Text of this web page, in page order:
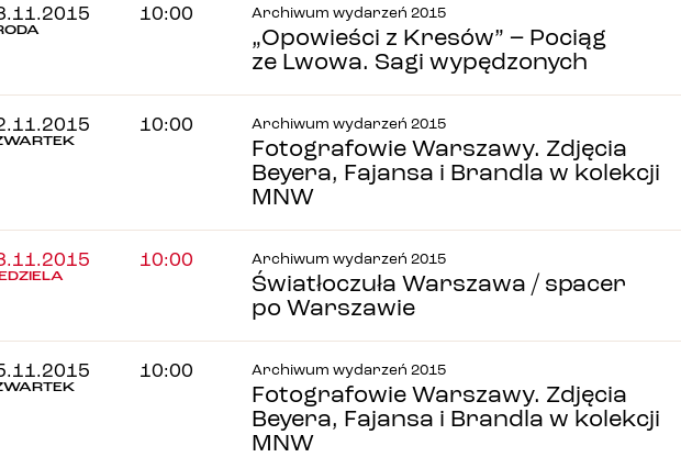
10:00 Archiwum wydarzeń 2015
„Opowieści z Kresów” – Pociąg
ze Lwowa. Sagi wypędzonych
10:00 Archiwum wydarzeń 2015
Fotografowie Warszawy. Zdjęcia
Beyera, Fajansa i Brandla w kolekcji
MNW
10:00 Archiwum wydarzeń 2015
Światłoczuła Warszawa / spacer
po Warszawie
10:00 Archiwum wydarzeń 2015
Fotografowie Warszawy. Zdjęcia
Beyera, Fajansa i Brandla w kolekcji
MNW